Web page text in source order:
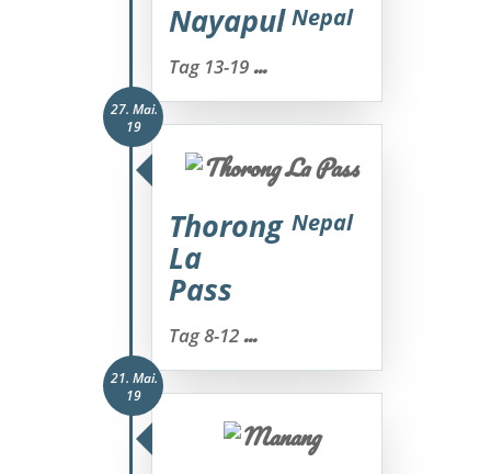
Nayapul Nepal
Tag 13-19...
27. Mai.
19
Thorong
La
Pass
Nepal
Tag 8-12...
21. Mai.
19